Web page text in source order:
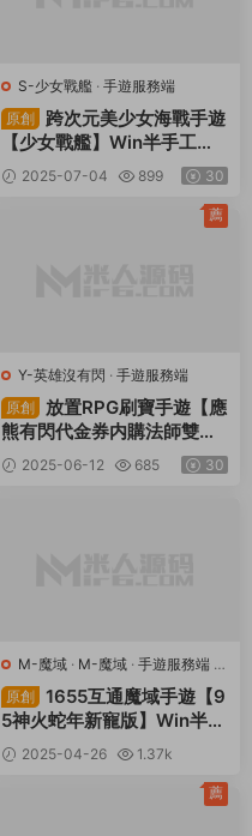
S-少女戰艦 · 手遊服務端
原創
跨次元美少女海戰手遊
【少女戰艦】Win半手工服
務端+本地注冊+安卓+視頻
架設教程
2025-07-04 899 30
Y-英雄沒有閃 · 手遊服務端
原創
放置RPG刷寶手遊【應
熊有閃代金券内購法師雙角
色5倍速修複版】Linux手工
服務端+本地注冊+加解密工
2025-06-12 685 30
薦
M-魔域 · M-魔域 · 手遊服務端 ·
端遊服務端
原創
1655互通魔域手遊【9
5神火蛇年新寵版】Win半手
工服務端+本地注冊驗證+G
M工具+安卓+視頻架設教程
2025-04-26
1.37k
薦